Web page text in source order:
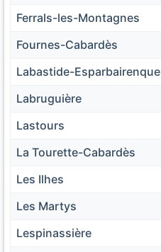
Ferrals-les-Montagnes
Fournes-Cabardès
Labastide-Esparbairenque
Labruguière
Lastours
La Tourette-Cabardès
Les Ilhes
Les Martys
Lespinassière